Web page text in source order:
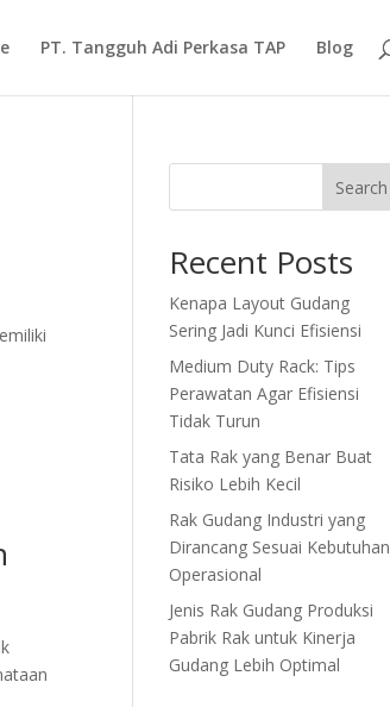
PT. Tangguh Adi Perkasa TAP Blog
Search
Recent Posts
Kenapa Layout Gudang
Sering Jadi Kunci Efisiensi
Medium Duty Rack: Tips
Perawatan Agar Efisiensi
Tidak Turun
Tata Rak yang Benar Buat
Risiko Lebih Kecil
Rak Gudang Industri yang
Dirancang Sesuai Kebutuhan
Operasional
Jenis Rak Gudang Produksi
Pabrik Rak untuk Kinerja
Gudang Lebih Optimal